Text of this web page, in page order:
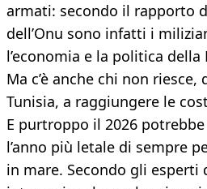
armati: secondo il rapporto
dell’Onu sono infatti i
l’economia e la politica della
Ma c’è anche chi non riesce,
Tunisia, a raggiungere le
E purtroppo il 2026
l’anno più letale di sempre
in mare. Secondo gli esperti